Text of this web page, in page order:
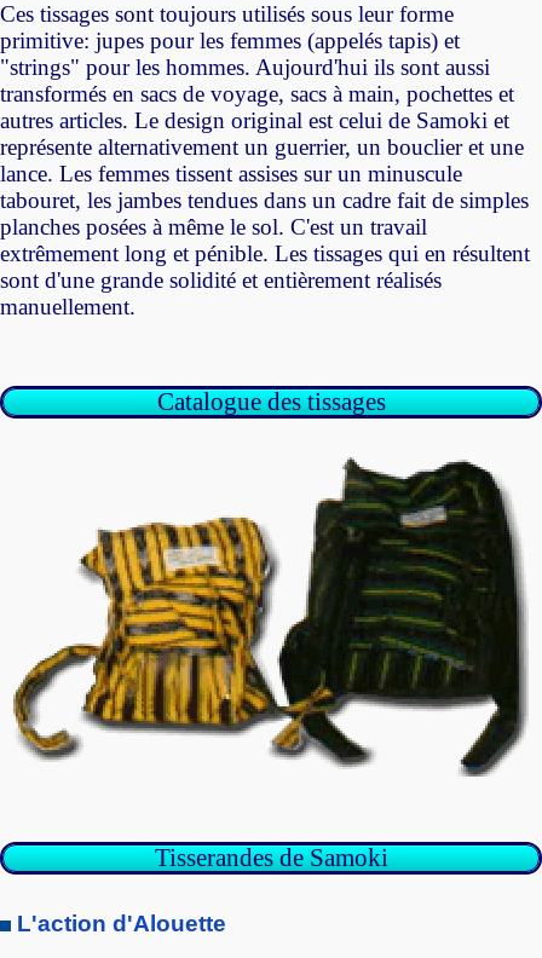
Ces tissages sont toujours utilisés sous leur forme
primitive: jupes pour les femmes (appelés tapis) et
"strings" pour les hommes. Aujourd'hui ils sont aussi
transformés en sacs de voyage, sacs à main, pochettes et
autres articles. Le design original est celui de Samoki et
représente alternativement un guerrier, un bouclier et une
lance. Les femmes tissent assises sur un minuscule
tabouret, les jambes tendues dans un cadre fait de simples
planches posées à même le sol. C'est un travail
extrêmement long et pénible. Les tissages qui en résultent
sont d'une grande solidité et entièrement réalisés
manuellement.
Catalogue des tissages
Tisserandes de Samoki
L'action d'Alouette